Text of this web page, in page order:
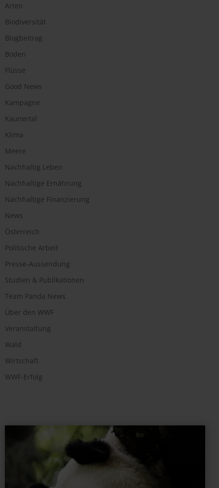
Arten
Biodiversität
Blogbeitrag
Boden
Flüsse
Good News
Kampagne
Kaunertal
Klima
Meere
Nachhaltig Leben
Nachhaltige Ernährung
Nachhaltige Finanzierung
News
Österreich
Politische Arbeit
Presse-Aussendung
Studien & Publikationen
Team Panda News
Über den WWF
Veranstaltung
Wald
Wirtschaft
WWF-Erfolg